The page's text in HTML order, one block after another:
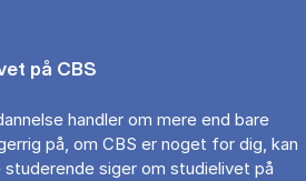
på CBS
handler om mere end bare
på, om CBS er noget for dig, kan
siger om studielivet på